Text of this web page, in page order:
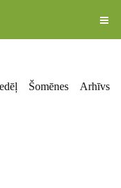
Šomēnes Arhīvs